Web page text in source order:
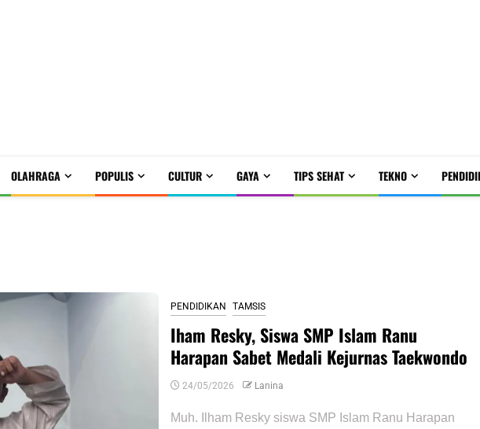
OLAHRAGA POPULIS CULTUR GAYA TIPS SEHAT TEKNO
PENDIDIKAN TAMSIS
Iham Resky, Siswa SMP Islam Ranu
Harapan Sabet Medali Kejurnas Taekwondo
24/05/2026 Lanina
Muh. Ilham Resky siswa SMP Islam Ranu Harapan